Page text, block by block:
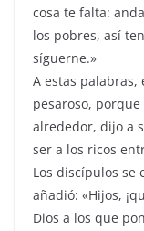
cosa te falta:
los pobres, así
síguerne.»
A estas palabras,
pesaroso,
alrededor, dijo a
ser a los ricos
Los discípulos se
añadió: «Hijos,
Dios a los que